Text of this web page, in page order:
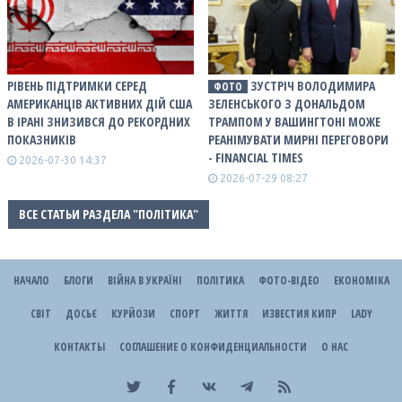
РІВЕНЬ ПІДТРИМКИ СЕРЕД
АМЕРИКАНЦІВ АКТИВНИХ ДІЙ США
В ІРАНІ ЗНИЗИВСЯ ДО РЕКОРДНИХ
ПОКАЗНИКІВ
2026-07-30 14:37
ФОТО
ЗУСТРІЧ ВОЛОДИМИРА
ЗЕЛЕНСЬКОГО З ДОНАЛЬДОМ
ТРАМПОМ У ВАШИНГТОНІ МОЖЕ
РЕАНІМУВАТИ МИРНІ ПЕРЕГОВОРИ
- FINANCIAL TIMES
2026-07-29 08:27
ВСЕ СТАТЬИ РАЗДЕЛА "ПОЛІТИКА"
НАЧАЛО БЛОГИ ВІЙНА В УКРАЇНІ ПОЛІТИКА ФОТО-ВІДЕО ЕКОНОМІКА
СВІТ ДОСЬЄ КУРЙОЗИ СПОРТ ЖИТТЯ ИЗВЕСТИЯ КИПР LADY
КОНТАКТЫ СОГЛАШЕНИЕ О КОНФИДЕНЦИАЛЬНОСТИ О НАС